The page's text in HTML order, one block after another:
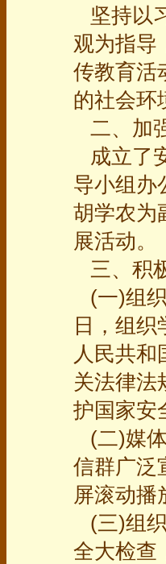
坚持以
观为指导
传教育活
的社会环
二、
成立了
导小组办
胡学农为
展活动。
三、积
(一)组
日，组织
人民共和
关法律法
护国家安
(二)媒
信群广泛
屏滚动播
(三)组
全大检查